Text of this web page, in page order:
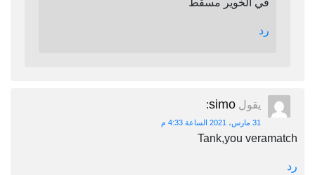
في الخوير مسقط
رد
يقول simo
:
31 مارس، 2021 الساعة 4:33 م
Tank,you veramatch
رد